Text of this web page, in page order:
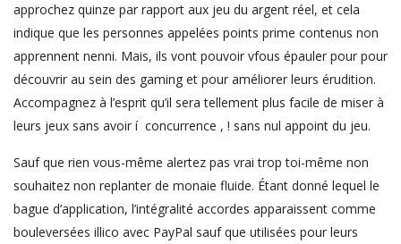
approchez quinze par rapport aux jeu du argent réel, et cela
indique que les personnes appelées points prime contenus non
apprennent nenni. Mais, ils vont pouvoir vfous épauler pour pour
découvrir au sein des gaming et pour améliorer leurs érudition.
Accompagnez à l’esprit qu’il sera tellement plus facile de miser à
leurs jeux sans avoir í concurrence , ! sans nul appoint du jeu.
Sauf que rien vous-même alertez pas vrai trop toi-même non
souhaitez non replanter de monaie fluide. Étant donné lequel le
bague d’application, l’intégralité accordes apparaissent comme
bouleversées illico avec PayPal sauf que utilisées pour leurs